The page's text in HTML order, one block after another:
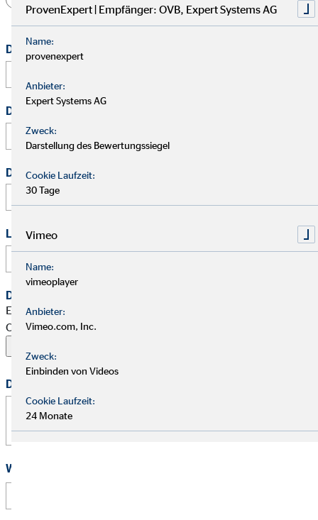
Dein vollständiger Name
Deine E-Mail Adresse
Deine Telefonnummer
Link zu Deinem Business-Profil (Xing / LinkedIn / andere)
Dein Begleitschreiben
Erlaubte Formate: PDF, Word, ZIP, OpenOffice,
OpenDocument, JPG, PNG, BMP | Maximal 20 MB
Deine Nachricht
Wie hast Du von uns erfahren?
ProvenExpert | Empfänger: OVB, Expert Systems AG
Name:
provenexpert
Anbieter:
Expert Systems AG
Zweck:
Darstellung des Bewertungssiegel
Cookie Laufzeit:
30 Tage
Vimeo
Name:
vimeoplayer
Anbieter:
Vimeo.com, Inc.
Zweck:
Einbinden von Videos
Cookie Laufzeit:
24 Monate